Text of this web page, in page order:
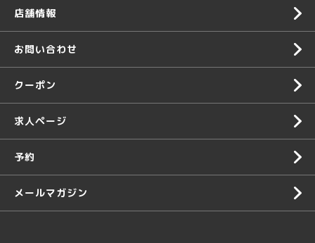
店舗情報
お問い合わせ
クーポン
求人ページ
予約
メールマガジン